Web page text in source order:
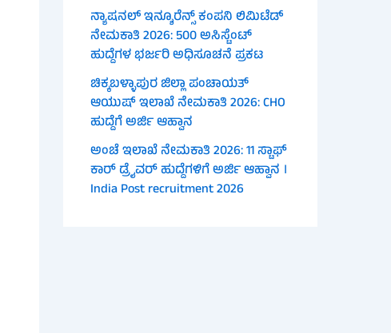
ನ್ಯಾಷನಲ್ ಇನ್ಶೂರೆನ್ಸ್ ಕಂಪನಿ ಲಿಮಿಟೆಡ್
ನೇಮಕಾತಿ 2026: 500 ಅಸಿಸ್ಟೆಂಟ್
ಹುದ್ದೆಗಳ ಭರ್ಜರಿ ಅಧಿಸೂಚನೆ ಪ್ರಕಟ
ಚಿಕ್ಕಬಳ್ಳಾಪುರ ಜಿಲ್ಲಾ ಪಂಚಾಯತ್
ಆಯುಷ್ ಇಲಾಖೆ ನೇಮಕಾತಿ 2026: CHO
ಹುದ್ದೆಗೆ ಅರ್ಜಿ ಆಹ್ವಾನ
ಅಂಚೆ ಇಲಾಖೆ ನೇಮಕಾತಿ 2026: 11 ಸ್ಟಾಫ್
ಕಾರ್ ಡ್ರೈವರ್ ಹುದ್ದೆಗಳಿಗೆ ಅರ್ಜಿ ಆಹ್ವಾನ ।
India Post recruitment 2026